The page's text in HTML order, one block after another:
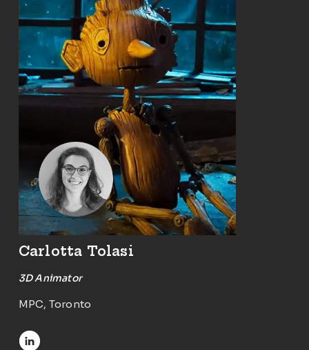
Carlotta Tolasi
3D Animator
MPC, Toronto